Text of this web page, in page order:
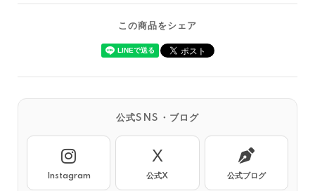
この商品をシェア
公式SNS・ブログ
Instagram
X
公式X 公式ブログ